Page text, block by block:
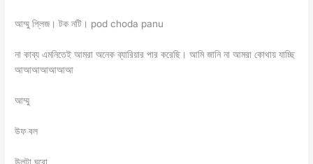
আম্মু প্লিজ। টক নটি। pod choda panu
না কাব্য এমনিতেই আমরা অনেক ব্যারিয়ার পার করেছি। আমি জানি না আমরা কোথায় যাচ্ছি
আআআআআআআ
আম্মু
উফ বল
উলটা ঘুরো